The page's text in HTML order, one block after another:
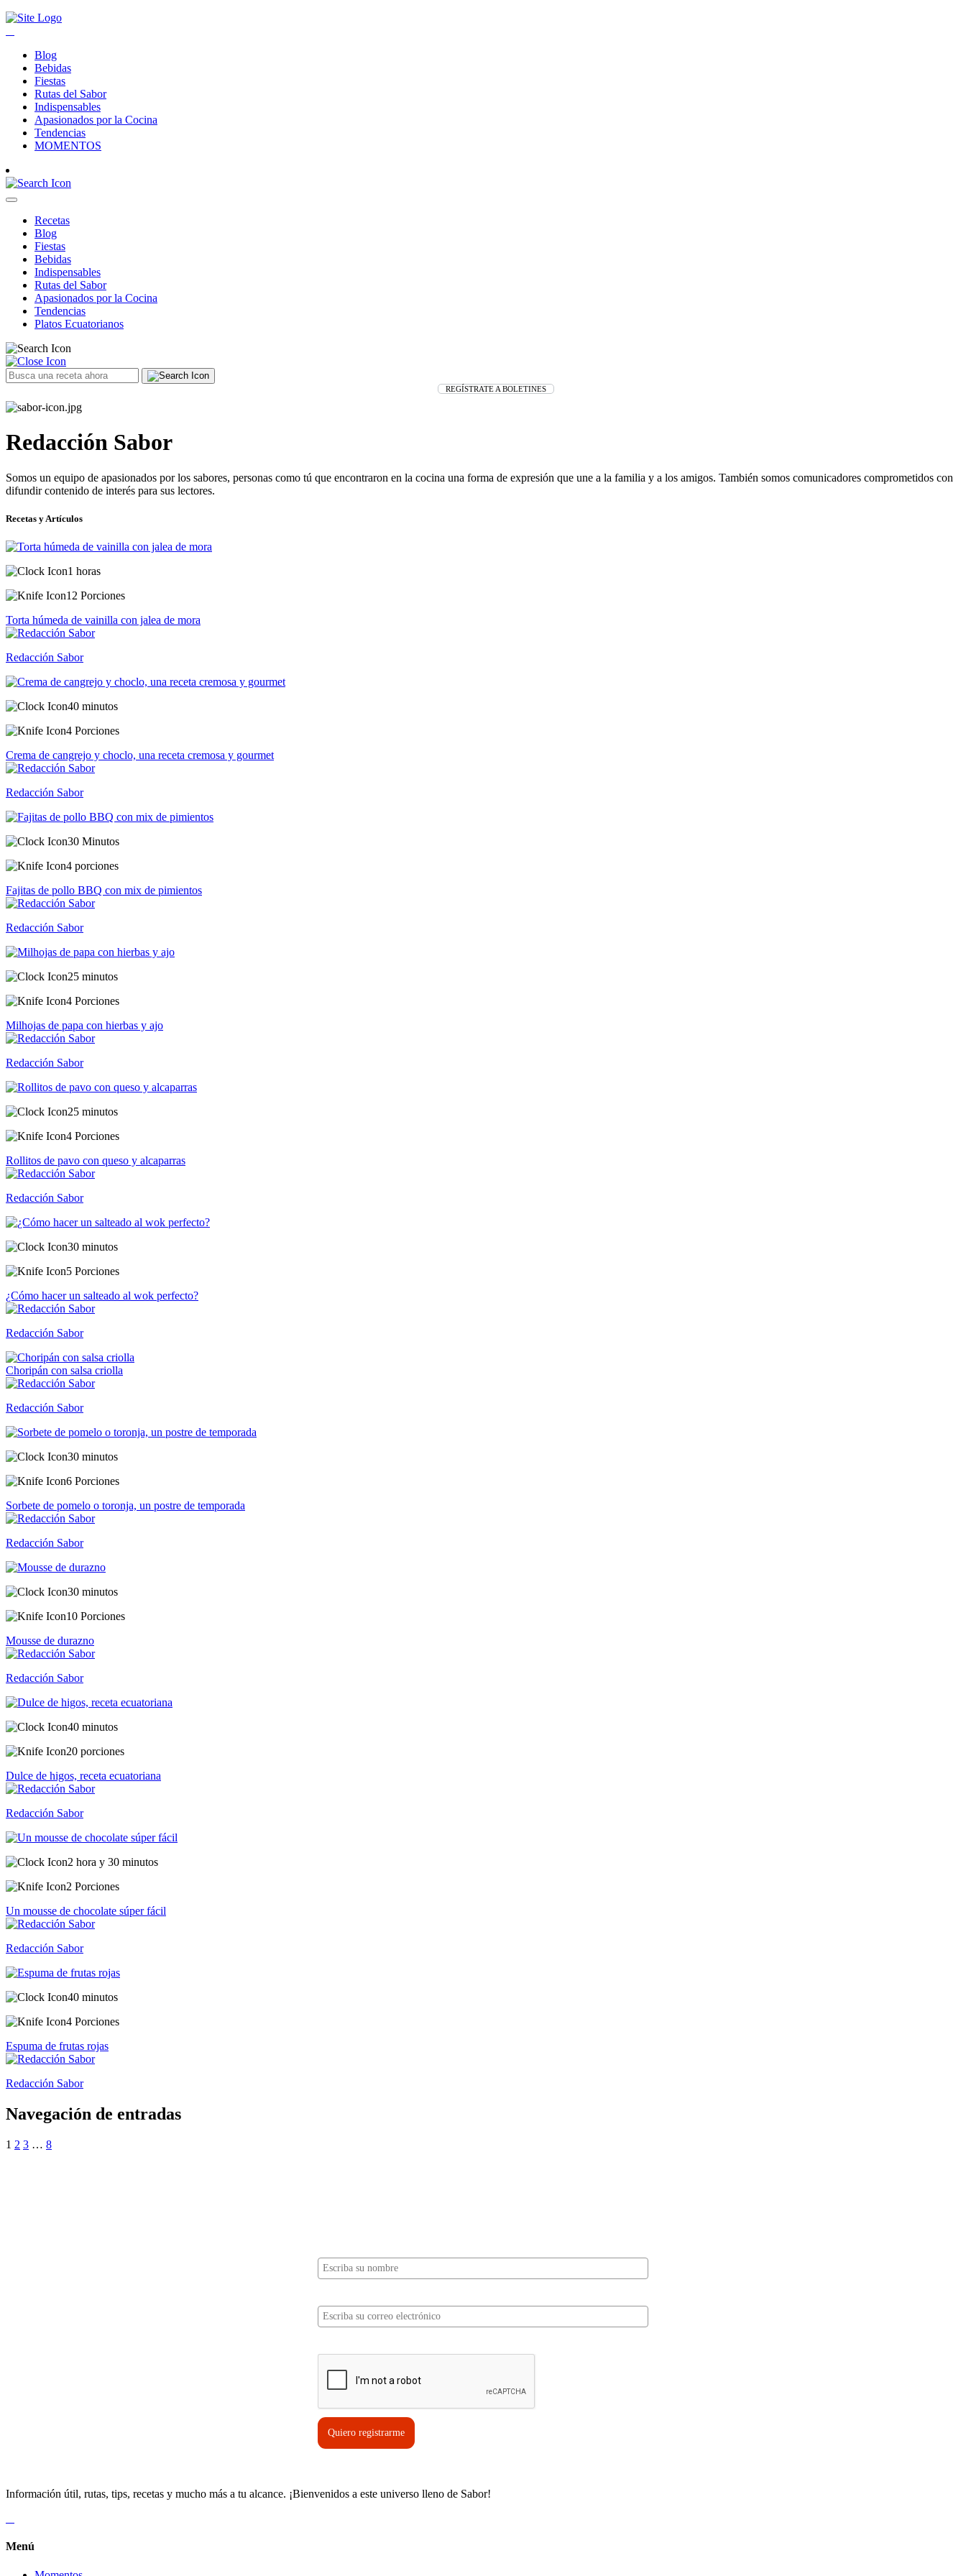
Blog
Bebidas
Fiestas
Rutas del Sabor
Indispensables
Apasionados por la Cocina
Tendencias
MOMENTOS
Recetas
Blog
Fiestas
Bebidas
Indispensables
Rutas del Sabor
Apasionados por la Cocina
Tendencias
Platos Ecuatorianos
REGÍSTRATE A BOLETINES
Redacción Sabor
Somos un equipo de apasionados por los sabores, personas como tú que encontraron en la cocina una forma de expresión que une a la familia y a los amigos. También somos comunicadores comprometidos con
difundir contenido de interés para sus lectores.
Recetas y Artículos
1 horas
12 Porciones
Torta húmeda de vainilla con jalea de mora
Redacción Sabor
40 minutos
4 Porciones
Crema de cangrejo y choclo, una receta cremosa y gourmet
Redacción Sabor
30 Minutos
4 porciones
Fajitas de pollo BBQ con mix de pimientos
Redacción Sabor
25 minutos
4 Porciones
Milhojas de papa con hierbas y ajo
Redacción Sabor
25 minutos
4 Porciones
Rollitos de pavo con queso y alcaparras
Redacción Sabor
30 minutos
5 Porciones
¿Cómo hacer un salteado al wok perfecto?
Redacción Sabor
Choripán con salsa criolla
Redacción Sabor
30 minutos
6 Porciones
Sorbete de pomelo o toronja, un postre de temporada
Redacción Sabor
30 minutos
10 Porciones
Mousse de durazno
Redacción Sabor
40 minutos
20 porciones
Dulce de higos, receta ecuatoriana
Redacción Sabor
2 hora y 30 minutos
2 Porciones
Un mousse de chocolate súper fácil
Redacción Sabor
40 minutos
4 Porciones
Espuma de frutas rojas
Redacción Sabor
Navegación de entradas
1 2 3 … 8
Quiero registrarme
Información útil, rutas, tips, recetas y mucho más a tu alcance. ¡Bienvenidos a este universo lleno de Sabor!
Menú